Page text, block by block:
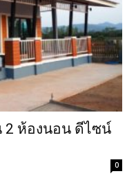
2 ห้องนอน ดีไซน์
0